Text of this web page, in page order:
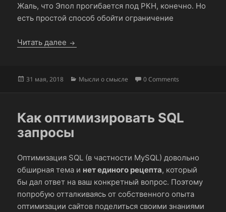
Жаль, что Эпол прогибается под РКН, конечно. Но
есть простой способ обойти ограничение
Читать далее Как установить Telegram X на iOS?
Опубликовано
31 мая, 2018 Рубрики
Мысли о смысле 0 Comments
Как оптимизировать SQL
запросы
Оптимизация SQL (в частности MySQL) довольно
обширная тема и нет единого рецепта, который
бы дал ответ на ваш конкретный вопрос. Поэтому
попробую отталкиваясь от собственного опыта
оптимизации сайтов поделиться своими знаниями